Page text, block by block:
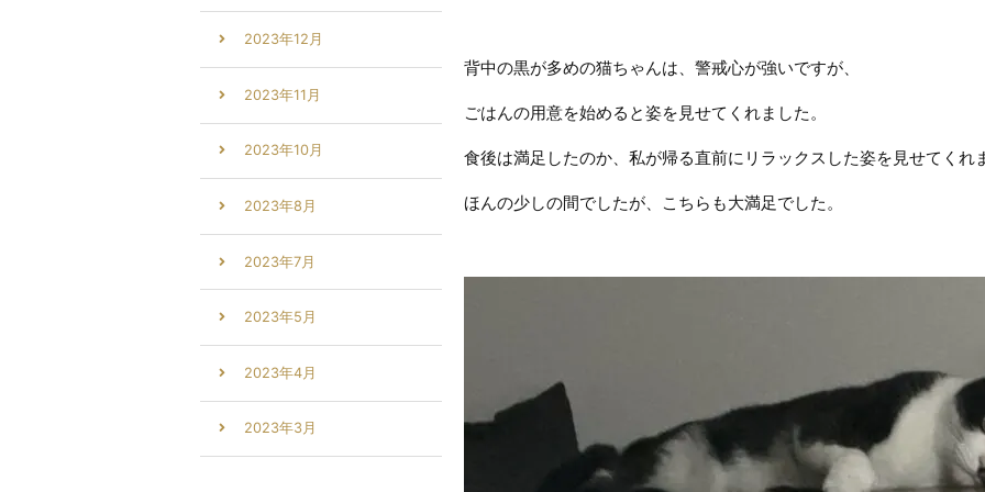
背中の黒が多めの猫ちゃんは、警戒心が強いですが、
ごはんの用意を始めると姿を見せてくれました。
食後は満足したのか、私が帰る直前にリラックスした姿を見せてくれ
ほんの少しの間でしたが、こちらも大満足でした。
2023年12月
2023年11月
2023年10月
2023年8月
2023年7月
2023年5月
2023年4月
2023年3月